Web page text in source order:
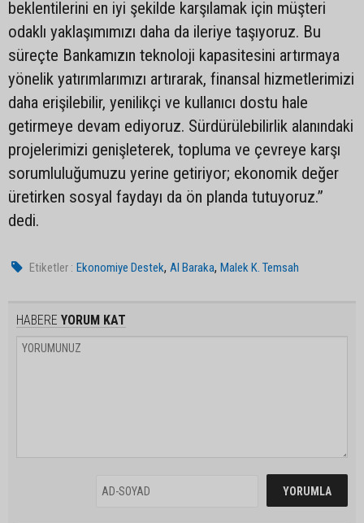
beklentilerini en iyi şekilde karşılamak için müşteri
odaklı yaklaşımımızı daha da ileriye taşıyoruz. Bu
süreçte Bankamızın teknoloji kapasitesini artırmaya
yönelik yatırımlarımızı artırarak, finansal hizmetlerimizi
daha erişilebilir, yenilikçi ve kullanıcı dostu hale
getirmeye devam ediyoruz. Sürdürülebilirlik alanındaki
projelerimizi genişleterek, topluma ve çevreye karşı
sorumluluğumuzu yerine getiriyor; ekonomik değer
üretirken sosyal faydayı da ön planda tutuyoruz.”
dedi.
Etiketler : Ekonomiye Destek, Al Baraka,Malek K. Temsah
HABERE YORUM KAT